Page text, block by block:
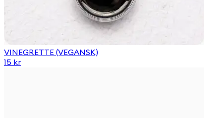
VINEGRETTE (VEGANSK)
15 kr